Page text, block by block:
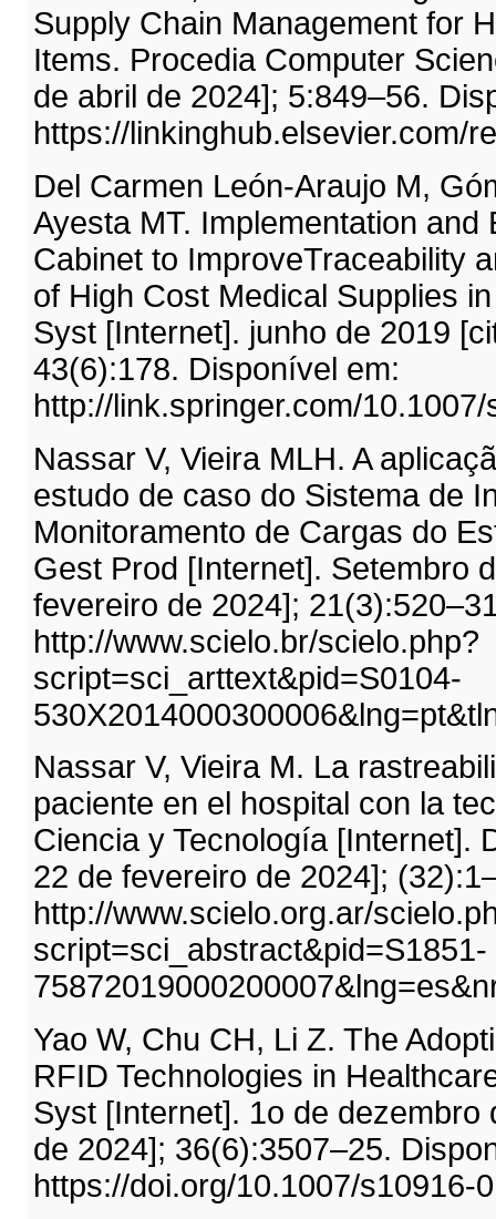
Supply Chain Management for
Items. Procedia Computer
de abril de 2024]; 5:849–56.
https://linkinghub.elsevier.com/
Del Carmen León-Araujo M,
Ayesta MT. Implementation
Cabinet to ImproveTraceability
of High Cost Medical Supplies
Syst [Internet]. junho de 2019
43(6):178. Disponível em:
http://link.springer.com/
Nassar V, Vieira MLH. A
estudo de caso do Sistema de
Monitoramento de Cargas do
Gest Prod [Internet]. Setembro
fevereiro de 2024];
http://www.scielo.br/scielo.php?
script=sci_arttext&pid=S0104-
Nassar V, Vieira M. La
paciente en el hospital con la
Ciencia y Tecnología [Internet].
22 de fevereiro de 2024];
http://www.scielo.org.ar/
script=sci_abstract&pid=S1851-
Yao W, Chu CH, Li Z. The
RFID Technologies in
Syst [Internet]. 1o de dezembro
de 2024]; 36(6):3507–25.
https://doi.org/10.1007/s10916-